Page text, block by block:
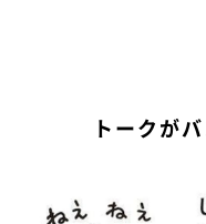
トークが